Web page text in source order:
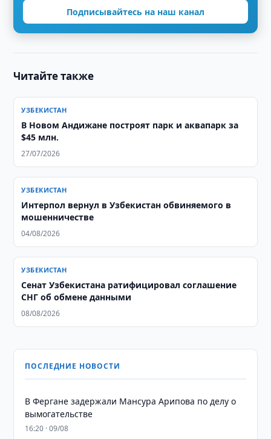
Подписывайтесь на наш канал
Читайте также
УЗБЕКИСТАН
В Новом Андижане построят парк и аквапарк за
$45 млн.
27/07/2026
УЗБЕКИСТАН
Интерпол вернул в Узбекистан обвиняемого в
мошенничестве
04/08/2026
УЗБЕКИСТАН
Сенат Узбекистана ратифицировал соглашение
СНГ об обмене данными
08/08/2026
ПОСЛЕДНИЕ НОВОСТИ
В Фергане задержали Мансура Арипова по делу о
вымогательстве
16:20 · 09/08